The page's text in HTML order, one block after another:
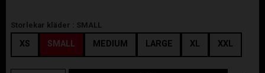
Storlekar kläder : SMALL
XS SMALL MEDIUM LARGE XL XXL